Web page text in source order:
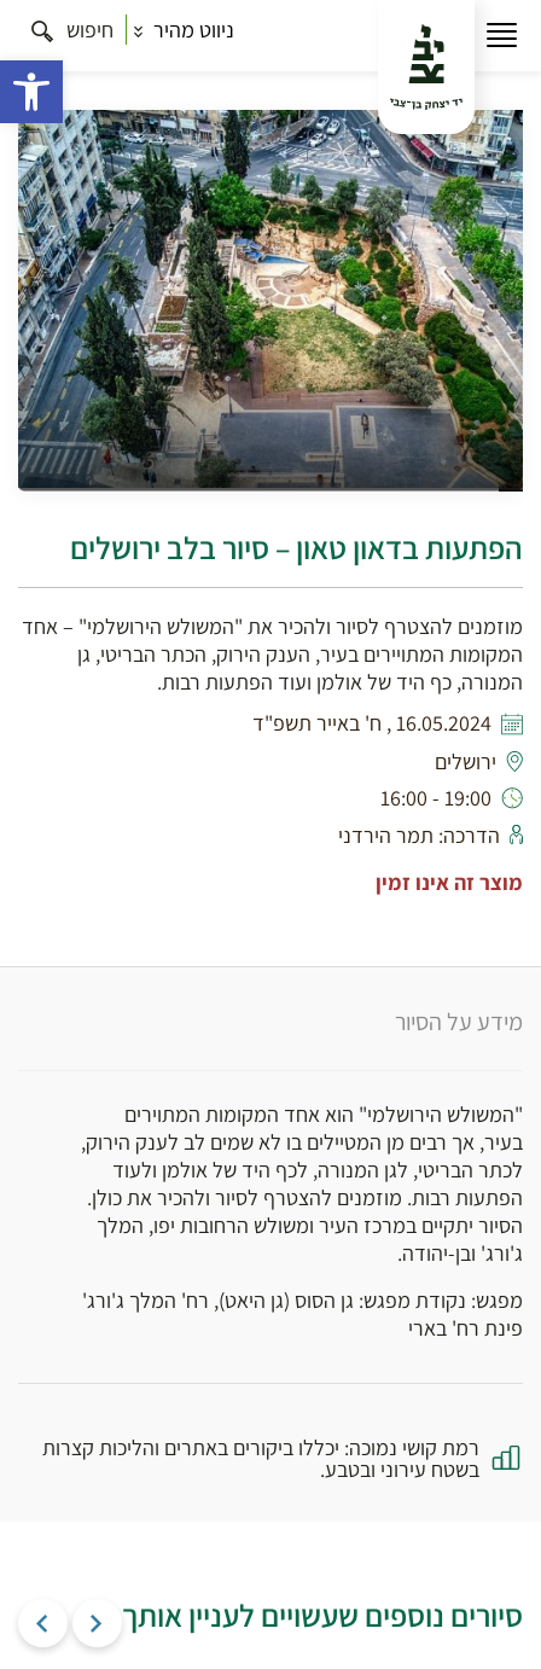
ניווט מהיר חיפוש כל הסיורים
הפתעות בדאון טאון
הפתעות בדאון טאון – סיור בלב ירושלים
מוזמנים להצטרף לסיור ולהכיר את "המשולש הירושלמי" – אחד
המקומות המתויירים בעיר, הענק הירוק, הכתר הבריטי, גן
המנורה, כף היד של אולמן ועוד הפתעות רבות.
16.05.2024 , ח' באייר תשפ"ד
ירושלים
19:00 - 16:00
הדרכה: תמר הירדני
מוצר זה אינו זמין
מידע על הסיור
"המשולש הירושלמי" הוא אחד המקומות המתוירים
בעיר, אך רבים מן המטיילים בו לא שמים לב לענק הירוק,
לכתר הבריטי, לגן המנורה, לכף היד של אולמן ולעוד
הפתעות רבות. מוזמנים להצטרף לסיור ולהכיר את כולן.
הסיור יתקיים במרכז העיר ומשולש הרחובות יפו, המלך
ג'ורג' ובן-יהודה.
מפגש: נקודת מפגש: גן הסוס (גן היאט), רח' המלך ג'ורג'
פינת רח' בארי
רמת קושי נמוכה: יכללו ביקורים באתרים והליכות קצרות
בשטח עירוני ובטבע.
סיורים נוספים שעשויים לעניין אותך